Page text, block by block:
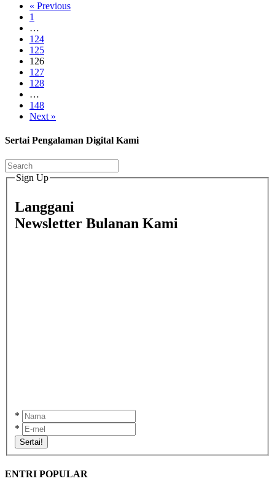
« Previous
1
…
124
125
126
127
128
…
148
Next »
Sertai Pengalaman Digital Kami
Sign Up
Langgani
Newsletter Bulanan Kami
*
*
Sertai!
ENTRI POPULAR